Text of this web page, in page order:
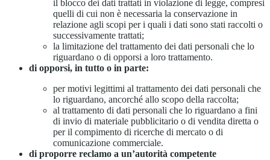
il blocco dei dati trattati in violazione di legge, compresi
quelli di cui non è necessaria la conservazione in
relazione agli scopi per i quali i dati sono stati raccolti o
successivamente trattati;
la limitazione del trattamento dei dati personali che lo
riguardano o di opporsi a loro trattamento.
di opporsi, in tutto o in parte:
per motivi legittimi al trattamento dei dati personali che
lo riguardano, ancorché allo scopo della raccolta;
al trattamento di dati personali che lo riguardano a fini
di invio di materiale pubblicitario o di vendita diretta o
per il compimento di ricerche di mercato o di
comunicazione commerciale.
di proporre reclamo a un’autorità competente